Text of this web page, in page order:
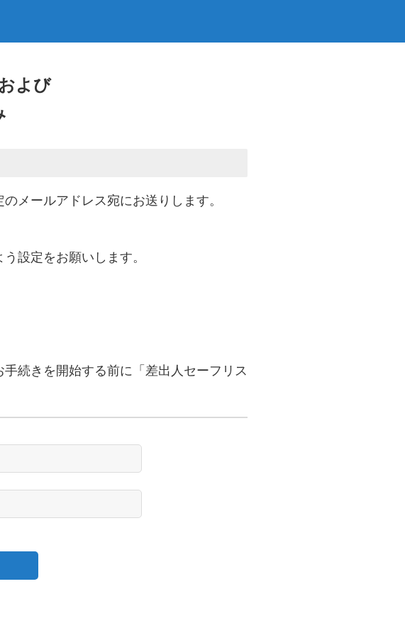
よび
メールアドレス宛にお送りします。
設定をお願いします。
続きを開始する前に「差出人セーフリス